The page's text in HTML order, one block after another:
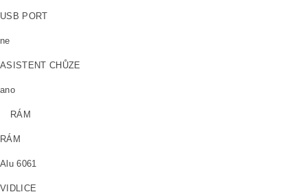
USB PORT
ne
ASISTENT CHŮZE
ano
RÁM
RÁM
Alu 6061
VIDLICE